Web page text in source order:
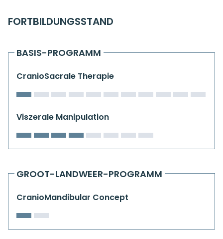
FORTBILDUNGSSTAND
BASIS-PROGRAMM
CranioSacrale Therapie
Viszerale Manipulation
GROOT-LANDWEER-PROGRAMM
CranioMandibular Concept
Postgraduate- & Spezialkurse
Kiefergelenkkurse
CranioSacrale Ausbildung
Human Reset Week
Kursorte mit Kursangeboten